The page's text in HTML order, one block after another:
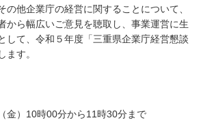
の他企業庁の経営に関することについて、
から幅広いご意見を聴取し、事業運営に生
して、令和５年度「三重県企業庁経営懇談
ます。
）10時00分から11時30分まで